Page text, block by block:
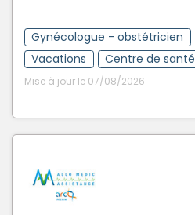
Gynécologue - obstétricien
Vacations
Centre de santé
Mise à jour le 07/08/2026